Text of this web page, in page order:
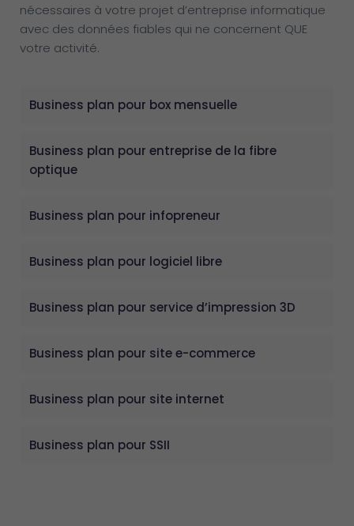
nécessaires à votre projet d’entreprise informatique
avec des données fiables qui ne concernent QUE
votre activité.
Business plan pour box mensuelle
Business plan pour entreprise de la fibre
optique
Business plan pour infopreneur
Business plan pour logiciel libre
Business plan pour service d’impression 3D
Business plan pour site e-commerce
Business plan pour site internet
Business plan pour SSII